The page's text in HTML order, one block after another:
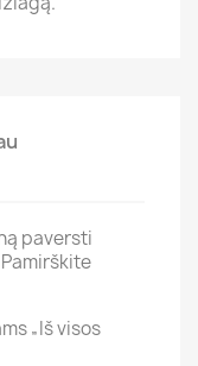
paversti
„Iš visos